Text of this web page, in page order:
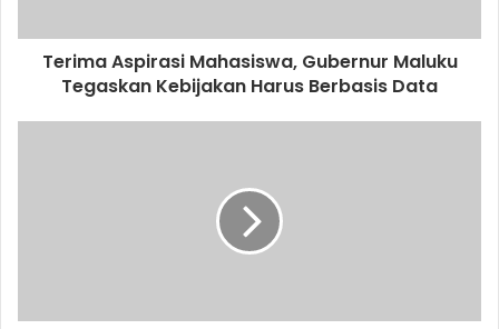
Terima Aspirasi Mahasiswa, Gubernur Maluku
Tegaskan Kebijakan Harus Berbasis Data